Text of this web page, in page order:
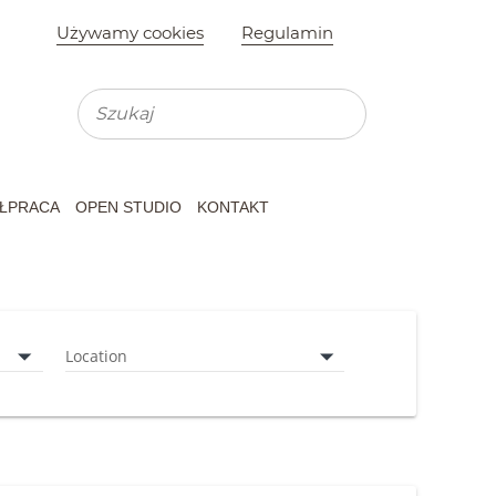
Używamy cookies
Regulamin
Wyszukaj na
OPEN STUDIO KONTAKT